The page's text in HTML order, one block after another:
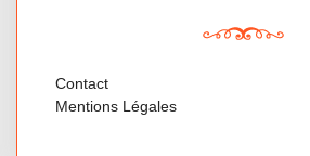
Contact
Mentions Légales